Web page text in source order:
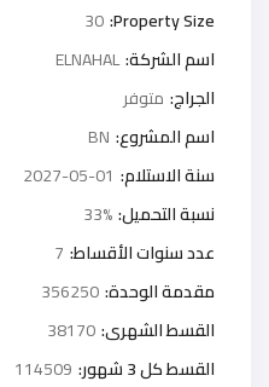
Property Size:
30
اسم الشركة:ELNAHAL
الجراج: متوفر
اسم المشروع: BN
سنة الاستلام: 2027-05-01
نسبة التحميل:33%
عدد سنوات الأقساط: 7
مقدمة الوحدة:356250
القسط الشهرى:38170
القسط كل 3 شهور:
114509